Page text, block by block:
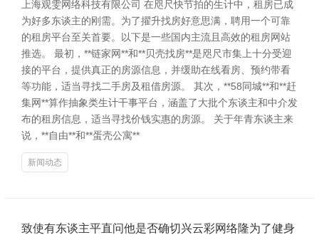
上海观雯网络科技有限公司 在咫尺快节拍的生计中，租房已成
为好多东谈主的刚需。为了擢升找房好意思满，聘用一个可靠
的租房平台至关首要。以下是一些国内主流且高效的租房网站
推选。 最初，**链家网**和**贝壳找房**是咫尺市集上十分受迎
接的平台，提供真正的房源信息，并缓助在线看房、预约带看
等功能，适当寻找二手房及租借房源。 其次，**58同城**和**赶
集网**算作抽象类生计干事平台，涵盖了大批个东谈主和中介发
布的租房信息，适当寻找价钱实惠的房源。 关于年青东谈主来
说，**自由**和**蛋壳公寓**
新闻动态
致使有东谈主平直问他是否确切兴云彩网络隆为了健身